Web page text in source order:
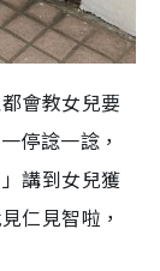
會教女兒要
停諗一諗，
講到女兒獲
仁見智啦，